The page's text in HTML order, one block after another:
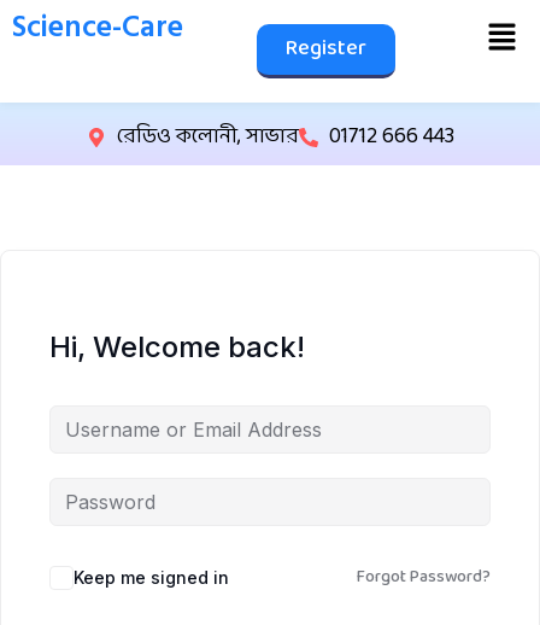
Science-Care Register
রেডিও কলোনী, সাভার 01712 666 443
Hi, Welcome back!
Keep me signed in Forgot Password?